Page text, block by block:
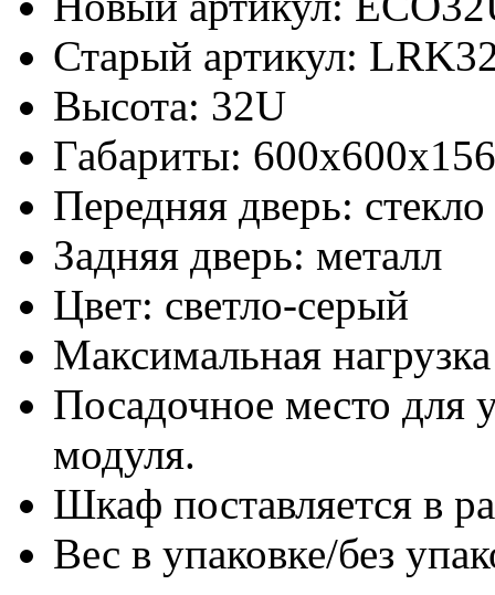
Старый артикул:
Высота: 32U
Габариты:
Передняя дверь: стекло
Задняя дверь: металл
Цвет: светло-серый
Максимальная
Посадочное место для
модуля.
Шкаф поставляется в
Вес в упаковке/без